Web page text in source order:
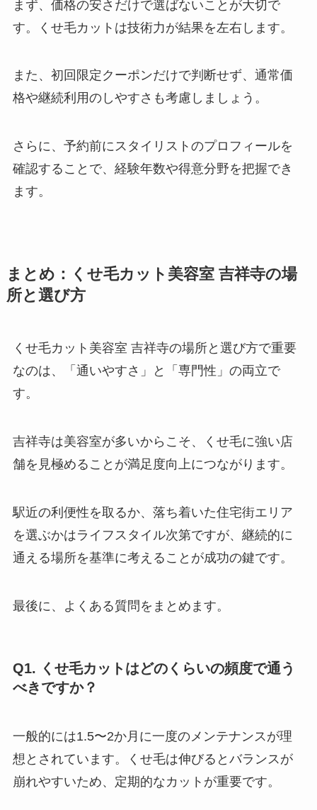
まず、価格の安さだけで選ばないことが大切で
す。くせ毛カットは技術力が結果を左右します。
また、初回限定クーポンだけで判断せず、通常価
格や継続利用のしやすさも考慮しましょう。
さらに、予約前にスタイリストのプロフィールを
確認することで、経験年数や得意分野を把握でき
ます。
まとめ：くせ毛カット美容室 吉祥寺の場
所と選び方
くせ毛カット美容室 吉祥寺の場所と選び方で重要
なのは、「通いやすさ」と「専門性」の両立で
す。
吉祥寺は美容室が多いからこそ、くせ毛に強い店
舗を見極めることが満足度向上につながります。
駅近の利便性を取るか、落ち着いた住宅街エリア
を選ぶかはライフスタイル次第ですが、継続的に
通える場所を基準に考えることが成功の鍵です。
最後に、よくある質問をまとめます。
Q1. くせ毛カットはどのくらいの頻度で通う
べきですか？
一般的には1.5〜2か月に一度のメンテナンスが理
想とされています。くせ毛は伸びるとバランスが
崩れやすいため、定期的なカットが重要です。